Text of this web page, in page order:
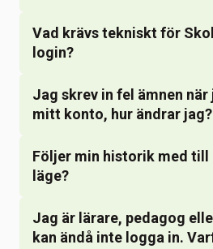
Vad krävs tekniskt för
login?
Jag skrev in fel ämnen när
mitt konto, hur ändrar jag?
Följer min historik med
läge?
Jag är lärare, pedagog
kan ändå inte logga in.